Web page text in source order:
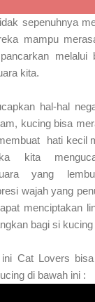
sepenuhnya
mampu
melalui
kita.
hal-hal
kucing bisa
hati kecil
kita
yang
wajah yang
menciptakan
bagi si
Cat Lovers
di bawah ini :